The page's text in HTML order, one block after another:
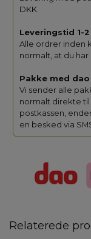
DKK.
Leveringstid 1-
Alle ordrer inden
normalt, at du
Pakke med dao
Vi sender alle
normalt direkte til
postkassen,
en besked via
Relaterede